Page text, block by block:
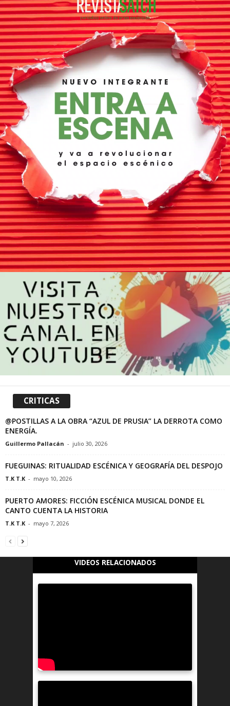
CRITICAS
@POSTILLAS A LA OBRA “AZUL DE PRUSIA” LA DERROTA COMO
ENERGÍA.
Guillermo Pallacán - julio 30, 2026
FUEGUINAS: RITUALIDAD ESCÉNICA Y GEOGRAFÍA DEL DESPOJO
T.K T.K - mayo 10, 2026
PUERTO AMORES: FICCIÓN ESCÉNICA MUSICAL DONDE EL
CANTO CUENTA LA HISTORIA
T.K T.K - mayo 7, 2026
VIDEOS RELACIONADOS